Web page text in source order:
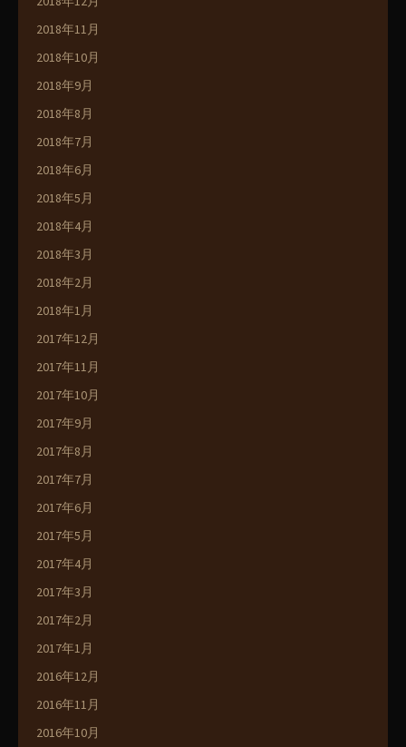
2018年11月
2018年10月
2018年9月
2018年8月
2018年7月
2018年6月
2018年5月
2018年4月
2018年3月
2018年2月
2018年1月
2017年12月
2017年11月
2017年10月
2017年9月
2017年8月
2017年7月
2017年6月
2017年5月
2017年4月
2017年3月
2017年2月
2017年1月
2016年12月
2016年11月
2016年10月